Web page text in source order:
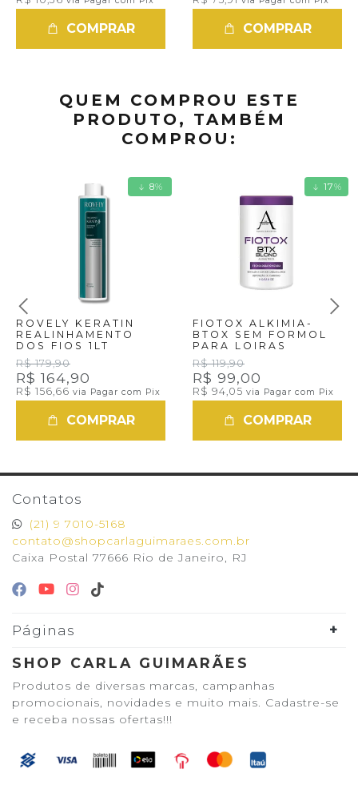
COMPRAR COMPRAR
QUEM COMPROU ESTE
PRODUTO, TAMBÉM
COMPROU:
8%
ROVELY KERATIN
REALINHAMENTO
DOS FIOS 1LT
R$ 179,90
R$ 164,90
R$ 156,66 via Pagar com Pix
COMPRAR
17%
FIOTOX ALKIMIA-
BTOX SEM FORMOL
PARA LOIRAS
R$ 119,90
R$ 99,00
R$ 94,05 via Pagar com Pix
COMPRAR
Contatos
(21) 9 7010-5168
contato@shopcarlaguimaraes.com.br
Caixa Postal 77666 Rio de Janeiro, RJ
Páginas
SHOP CARLA GUIMARÃES
Produtos de diversas marcas, campanhas
promocionais, novidades e muito mais. Cadastre-se
e receba nossas ofertas!!!